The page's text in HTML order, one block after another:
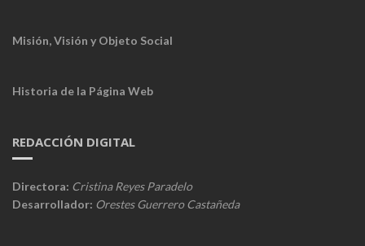
Misión, Visión y Objeto Social
Historia de la Página Web
REDACCIÓN DIGITAL
Directora: Cristina Reyes Paradelo
Desarrollador: Orestes Guerrero Castañeda